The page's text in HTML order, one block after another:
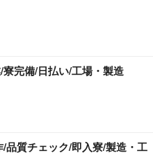
完備/日払い/工場・製造
/品質チェック/即入寮/製造・工